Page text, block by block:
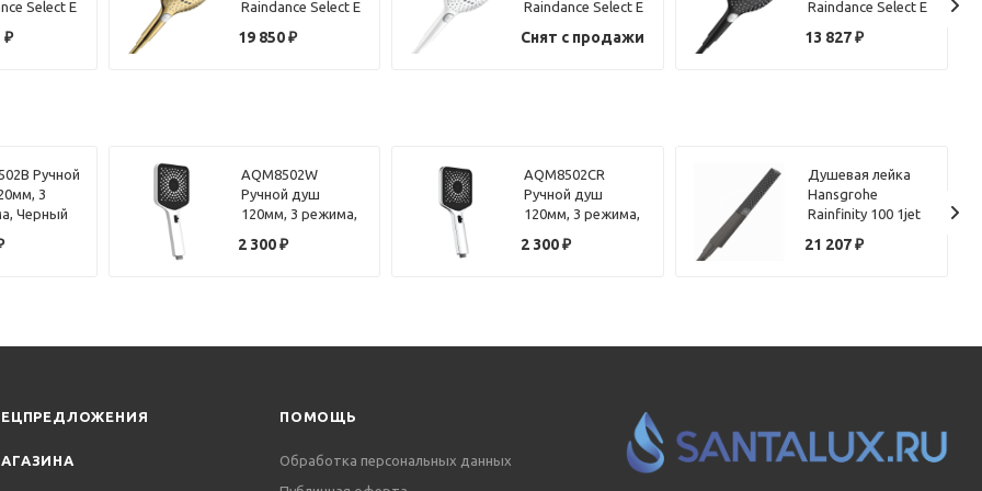
Select E
₽
Raindance Select E
золото
19 850₽
Raindance Select E
белый матовый
Снят с продажи
Raindance Select E
черный матовый
13 827₽
Ручной
3
Черный
AQM8502W
Ручной душ
120мм, 3 режима,
2 300₽
AQM8502CR
Ручной душ
120мм, 3 режима,
2 300₽
Душевая лейка
Hansgrohe
Rainfinity 100 1jet
черный
21 207₽
ПОМОЩЬ
Обработка персональных данных